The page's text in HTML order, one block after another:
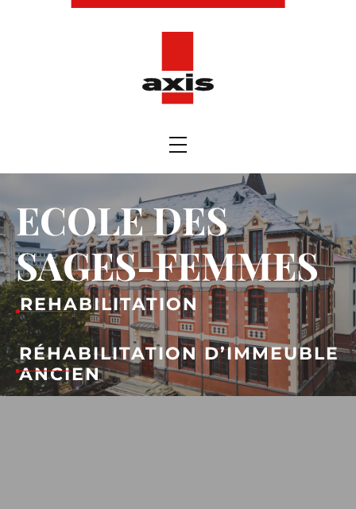
ECOLE DES
SAGES-FEMMES
REHABILITATION
RÉHABILITATION D’IMMEUBLE
ANCIEN